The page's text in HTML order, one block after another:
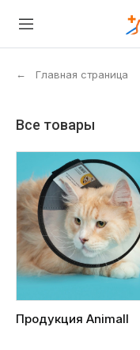
← Главная страница
Все товары
Продукция Animall